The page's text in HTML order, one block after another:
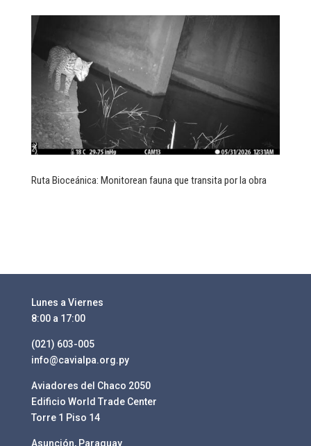
Ruta Bioceánica: Monitorean fauna que transita por la obra
Lunes a Viernes
8:00 a 17:00
(021) 603-005
info@cavialpa.org.py
Aviadores del Chaco 2050
Edificio World Trade Center
Torre 1 Piso 14
Asunción, Paraguay